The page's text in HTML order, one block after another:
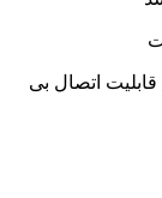
قابلیت اتصال بی